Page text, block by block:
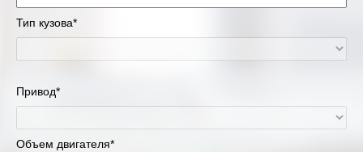
Красноярск
Липецк
Тип кузова*
Привод*
Объем двигателя*